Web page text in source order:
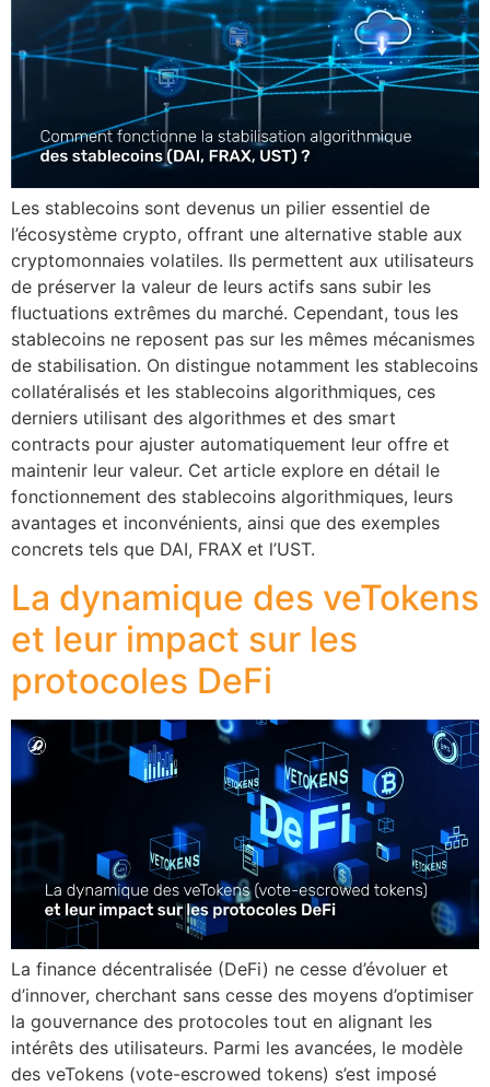
Les stablecoins sont devenus un pilier essentiel de
l’écosystème crypto, offrant une alternative stable aux
cryptomonnaies volatiles. Ils permettent aux utilisateurs
de préserver la valeur de leurs actifs sans subir les
fluctuations extrêmes du marché. Cependant, tous les
stablecoins ne reposent pas sur les mêmes mécanismes
de stabilisation. On distingue notamment les stablecoins
collatéralisés et les stablecoins algorithmiques, ces
derniers utilisant des algorithmes et des smart
contracts pour ajuster automatiquement leur offre et
maintenir leur valeur. Cet article explore en détail le
fonctionnement des stablecoins algorithmiques, leurs
avantages et inconvénients, ainsi que des exemples
concrets tels que DAI, FRAX et l’UST.
La dynamique des veTokens
et leur impact sur les
protocoles DeFi
La finance décentralisée (DeFi) ne cesse d’évoluer et
d’innover, cherchant sans cesse des moyens d’optimiser
la gouvernance des protocoles tout en alignant les
intérêts des utilisateurs. Parmi les avancées, le modèle
des veTokens (vote-escrowed tokens) s’est imposé